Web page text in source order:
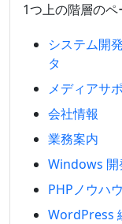
1つ上の階層のペ
システム開
タ
メディアサ
会社情報
業務案内
Windows 開
PHPノウハ
WordPress